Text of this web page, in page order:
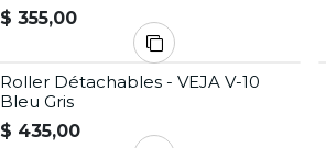
$ 355,00
Roller Détachables - VEJA V-10
Bleu Gris
$ 435,00